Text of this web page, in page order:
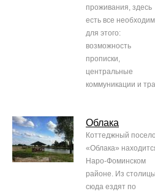
проживания, здесь
есть все
для этого:
возможность
прописки,
центральные
коммуникации и
Облака
Коттеджный
«Облака»
Наро-Фоминском
районе. Из столицы
сюда ездят по